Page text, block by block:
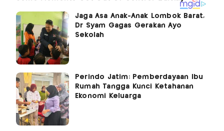
Jaga Asa Anak-Anak Lombok Barat,
Dr Syam Gagas Gerakan Ayo
Sekolah
Perindo Jatim: Pemberdayaan Ibu
Rumah Tangga Kunci Ketahanan
Ekonomi Keluarga